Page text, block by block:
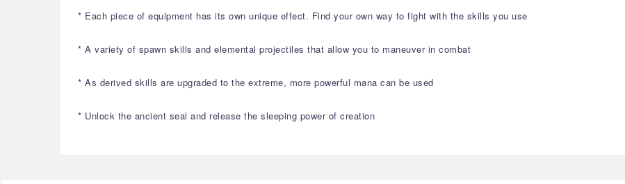
* Each piece of equipment has its own unique effect. Find your own way to fight with the skills you use
* A variety of spawn skills and elemental projectiles that allow you to maneuver in combat
* As derived skills are upgraded to the extreme, more powerful mana can be used
* Unlock the ancient seal and release the sleeping power of creation